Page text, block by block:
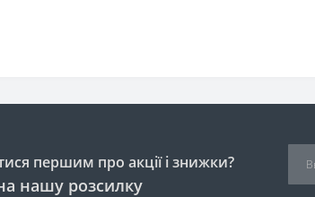
першим про акції і знижки?
нашу розсилку